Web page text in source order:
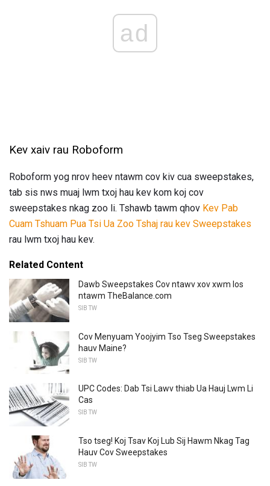
ad
Kev xaiv rau Roboform
Roboform yog nrov heev ntawm cov kiv cua sweepstakes,
tab sis nws muaj lwm txoj hau kev kom koj cov
sweepstakes nkag zoo li. Tshawb tawm qhov Kev Pab
Cuam Tshuam Pua Tsi Ua Zoo Tshaj rau kev Sweepstakes
rau lwm txoj hau kev.
Related Content
Dawb Sweepstakes Cov ntawv xov xwm los
ntawm TheBalance.com
SIB TW
Cov Menyuam Yoojyim Tso Tseg Sweepstakes
hauv Maine?
SIB TW
UPC Codes: Dab Tsi Lawv thiab Ua Hauj Lwm Li
Cas
SIB TW
Tso tseg! Koj Tsav Koj Lub Sij Hawm Nkag Tag
Hauv Cov Sweepstakes
SIB TW